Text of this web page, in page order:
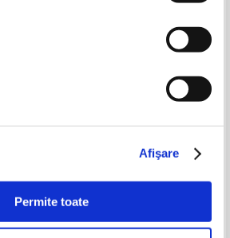
Afişare
Permite toate
Dan Brown - The Da Vinci code
Adaugă în coș